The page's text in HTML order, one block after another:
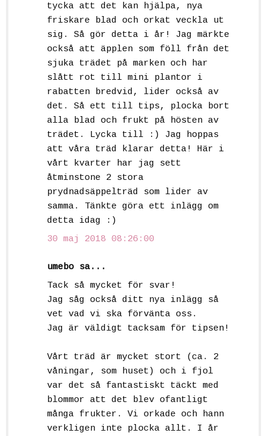
tycka att det kan hjälpa, nya
friskare blad och orkat veckla ut
sig. Så gör detta i år! Jag märkte
också att äpplen som föll från det
sjuka trädet på marken och har
slått rot till mini plantor i
rabatten bredvid, lider också av
det. Så ett till tips, plocka bort
alla blad och frukt på hösten av
trädet. Lycka till :) Jag hoppas
att våra träd klarar detta! Här i
vårt kvarter har jag sett
åtminstone 2 stora
prydnadsäppelträd som lider av
samma. Tänkte göra ett inlägg om
detta idag :)
30 maj 2018 08:26:00
umebo sa...
Tack så mycket för svar!
Jag såg också ditt nya inlägg så
vet vad vi ska förvänta oss.
Jag är väldigt tacksam för tipsen!
Vårt träd är mycket stort (ca. 2
våningar, som huset) och i fjol
var det så fantastiskt täckt med
blommor att det blev ofantligt
många frukter. Vi orkade och hann
verkligen inte plocka allt. I år